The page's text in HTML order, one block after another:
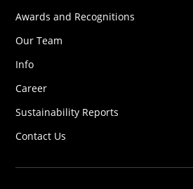
Awards and Recognitions
Our Team
Info
Career
Sustainability Reports
Contact Us